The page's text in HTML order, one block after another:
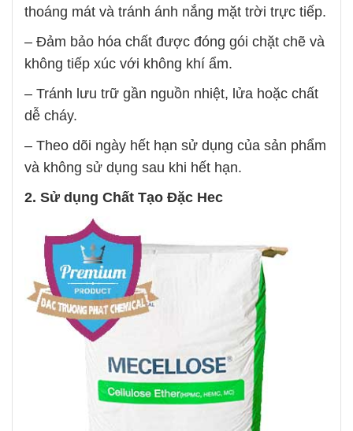
thoáng mát và tránh ánh nắng mặt trời trực tiếp.
– Đảm bảo hóa chất được đóng gói chặt chẽ và
không tiếp xúc với không khí ẩm.
– Tránh lưu trữ gần nguồn nhiệt, lửa hoặc chất
dễ cháy.
– Theo dõi ngày hết hạn sử dụng của sản phẩm
và không sử dụng sau khi hết hạn.
2. Sử dụng Chất Tạo Đặc Hec